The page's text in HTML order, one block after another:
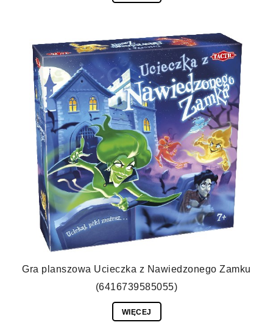
Gra planszowa Ucieczka z Nawiedzonego Zamku
(6416739585055)
WIĘCEJ